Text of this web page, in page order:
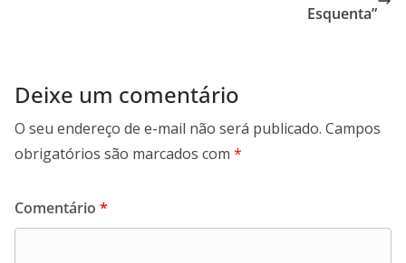
Esquenta”
Deixe um comentário
O seu endereço de e-mail não será publicado. Campos
obrigatórios são marcados com *
Comentário *